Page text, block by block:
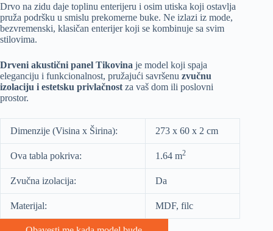
Drvo na zidu daje toplinu enterijeru i osim utiska koji ostavlja
pruža podršku u smislu prekomerne buke. Ne izlazi iz mode,
bezvremenski, klasičan enterijer koji se kombinuje sa svim
stilovima.
Drveni akustični panel Tikovina je model koji spaja
eleganciju i funkcionalnost, pružajući savršenu zvučnu
izolaciju i estetsku privlačnost za vaš dom ili poslovni
prostor.
Dimenzije (Visina x Širina): 273 x 60 x 2 cm
Ova tabla pokriva: 1.64 m2
Zvučna izolacija: Da
Materijal: MDF, filc